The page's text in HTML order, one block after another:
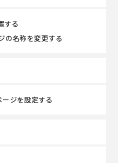
する
の名称を変更する
ージを設定する